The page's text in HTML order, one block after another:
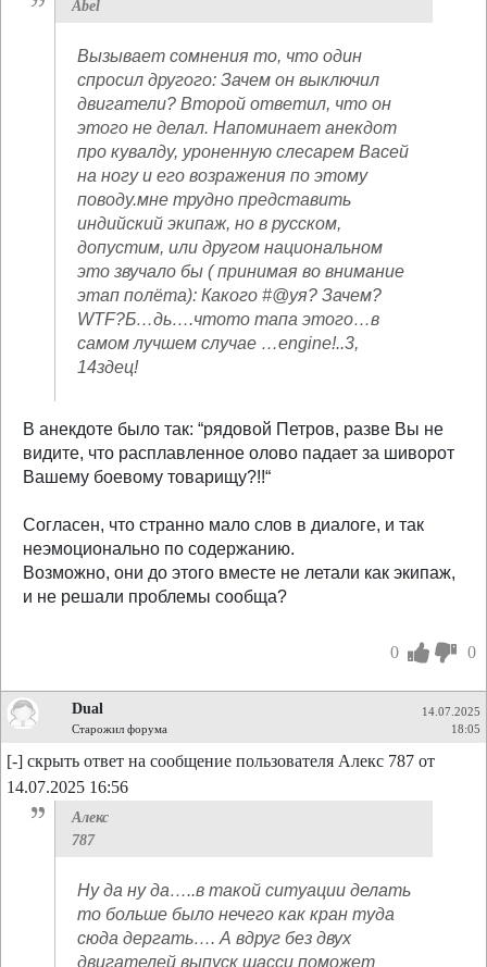
Abel
Вызывает сомнения то, что один
спросил другого: Зачем он выключил
двигатели? Второй ответил, что он
этого не делал. Напоминает анекдот
про кувалду, уроненную слесарем Васей
на ногу и его возражения по этому
поводу.мне трудно представить
индийский экипаж, но в русском,
допустим, или другом национальном
это звучало бы ( принимая во внимание
этап полёта): Какого #@уя? Зачем?
WTF?Б…дь….чтото тапа этого…в
самом лучшем случае …engine!..3,
14здец!
В анекдоте было так: “рядовой Петров, разве Вы не
видите, что расплавленное олово падает за шиворот
Вашему боевому товарищу?!!“
Согласен, что странно мало слов в диалоге, и так
неэмоционально по содержанию.
Возможно, они до этого вместе не летали как экипаж,
и не решали проблемы сообща?
0 0
Dual
Старожил форума
14.07.2025
18:05
[-] скрыть ответ на сообщение пользователя Алекс 787 от
14.07.2025 16:56
Алекс
787
Ну да ну да…..в такой ситуации делать
то больше было нечего как кран туда
сюда дергать…. А вдруг без двух
двигателей выпуск шасси поможет